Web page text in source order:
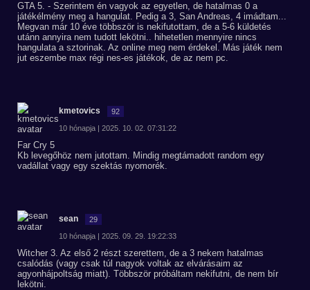
GTA 5. - Szerintem én vagyok az egyetlen, de hatalmas 0 a
játékélmény meg a hangulat. Pedig a 3, San Andreas, 4 imádtam...
Megvan már 10 éve többször is nekifutottam, de a 5-6 küldetés
utánn annyira nem tudott lekötni.. hihetetlen mennyire nincs
hangulata a sztorinak. Az online meg nem érdekel. Más játék nem
jut eszembe max régi nes-es játékok, de az nem pc.
kmetovics 92
10 hónapja | 2025. 10. 02. 07:31:22
Far Cry 5
Kb levegőhöz nem jutottam. Mindig megtámadott random egy
vadállat vagy egy szektás nyomorék.
sean 29
10 hónapja | 2025. 09. 29. 19:22:33
Witcher 3. Az első 2 részt szerettem, de a 3 nekem hatalmas
csalódás (vagy csak túl nagyok voltak az elvárásaim az
agyonhájpoltság miatt). Többször próbáltam nekifutni, de nem bír
lekötni.